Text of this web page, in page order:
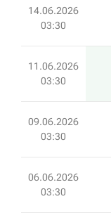
14.06.2026
03:30
11.06.2026
03:30
09.06.2026
03:30
06.06.2026
03:30